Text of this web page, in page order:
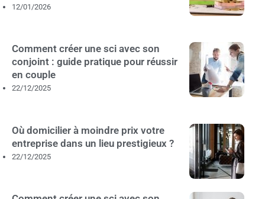
12/01/2026
Comment créer une sci avec son
conjoint : guide pratique pour réussir
en couple
22/12/2025
Où domicilier à moindre prix votre
entreprise dans un lieu prestigieux ?
22/12/2025